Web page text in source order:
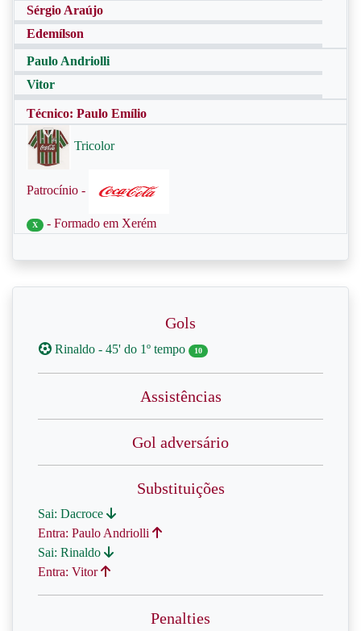
Sérgio Araújo
Edemílson
Paulo Andriolli
Vitor
Técnico: Paulo Emílio
Tricolor
Patrocínio -
X - Formado em Xerém
Gols
Rinaldo - 45' do 1º tempo 10
Assistências
Gol adversário
Substituições
Sai: Dacroce
Entra: Paulo Andriolli
Sai: Rinaldo
Entra: Vitor
Penalties